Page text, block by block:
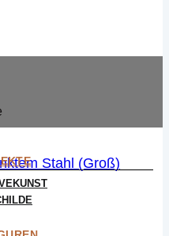
KUNST
Stahl (Groß)